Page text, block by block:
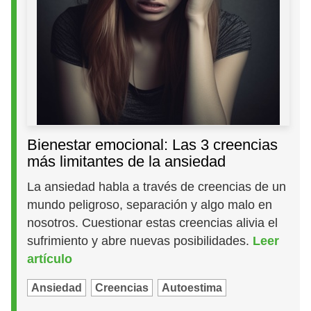
Bienestar emocional: Las 3 creencias
más limitantes de la ansiedad
La ansiedad habla a través de creencias de un
mundo peligroso, separación y algo malo en
nosotros. Cuestionar estas creencias alivia el
sufrimiento y abre nuevas posibilidades. Leer
artículo
Ansiedad Creencias Autoestima